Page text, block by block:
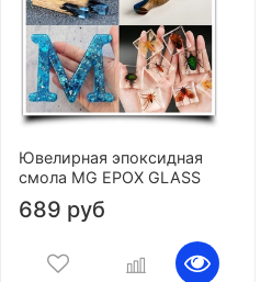
Ювелирная эпоксидная
смола MG EPOX GLASS
689 руб